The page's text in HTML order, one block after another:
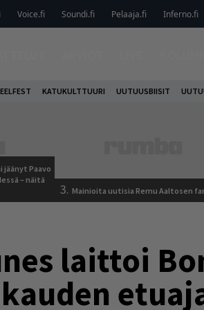
Voice.fi Soundi.fi Pelaaja.fi Inferno.fi
KATUKULTTUURI UUTUUSBIISIT
Paavo
– näitä
3. Mainioita uutisia Remu Aaltosen
laittoi